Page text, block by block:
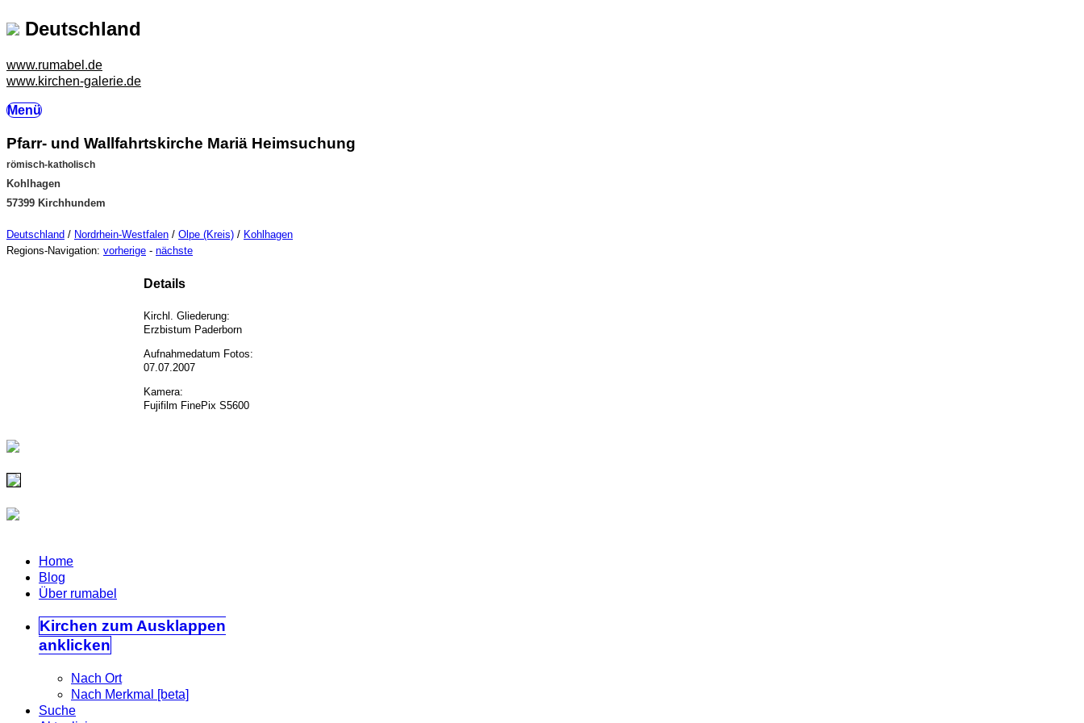
Deutschland
www.rumabel.de
www.kirchen-galerie.de
Menü
Pfarr- und Wallfahrtskirche Mariä Heimsuchung
römisch-katholisch
Kohlhagen
57399 Kirchhundem
Deutschland / Nordrhein-Westfalen / Olpe (Kreis) / Kohlhagen
Regions-Navigation: vorherige - nächste
Details
Kirchl. Gliederung:
Erzbistum Paderborn
Aufnahmedatum Fotos:
07.07.2007
Kamera:
Fujifilm FinePix S5600
Home
Blog
Über rumabel
Kirchen zum Ausklappen
anklicken
Nach Ort
Nach Merkmal [beta]
Suche